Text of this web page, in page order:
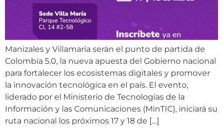
Manizales y Villamaría serán el punto de partida de
Colombia 5.0, la nueva apuesta del Gobierno nacional
para fortalecer los ecosistemas digitales y promover
la innovación tecnológica en el país. El evento,
liderado por el Ministerio de Tecnologías de la
Información y las Comunicaciones (MinTIC), iniciará su
ruta nacional los próximos 17 y 18 de […]